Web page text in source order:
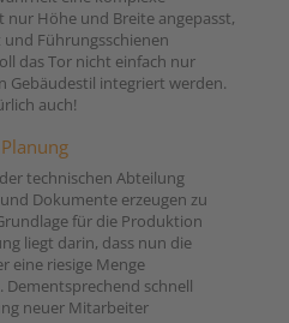
nur Höhe und Breite angepasst,
Führungsschienen
das Tor nicht einfach nur
Gebäudestil integriert werden.
auch!
technischen Abteilung
Dokumente erzeugen zu
für die Produktion
liegt darin, dass nun die
eine riesige Menge
Dementsprechend schnell
neuer Mitarbeiter